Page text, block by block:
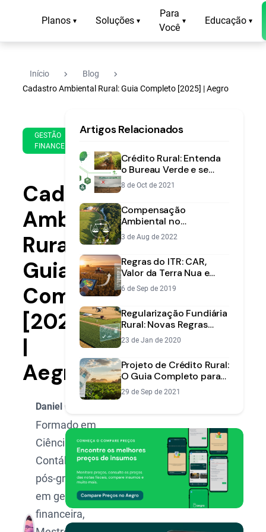
Planos ▾ Soluções ▾
Para
Você
▾ Educação ▾
Início navigate_next Blog navigate_next
Cadastro Ambiental Rural: Guia Completo [2025] | Aegro
GESTÃO
FINANCEIRA
de
de
2025
min
leitura
Cadastro
Ambiental
Rural:
Guia
Completo
[2025]
|
Aegro
Daniel Oliveira
Formado em
Ciências
Contábeis,
pós-graduado
em gestão
financeira,
Artigos Relacionados
Crédito Rural: Entenda
o Bureau Verde e se
Prepare | Aegro
8 de Oct de 2021
Compensação
Ambiental no
Agronegócio: Um Guia
Prático para o Produtor
Rural
3 de Aug de 2022
Regras do ITR: CAR,
Valor da Terra Nua e
Dicas para Declarar
Certo
6 de Sep de 2019
Regularização Fundiária
Rural: Novas Regras
para Legalizar sua Terra
23 de Jan de 2020
Projeto de Crédito Rural:
O Guia Completo para
Elaborar o Seu
29 de Sep de 2021